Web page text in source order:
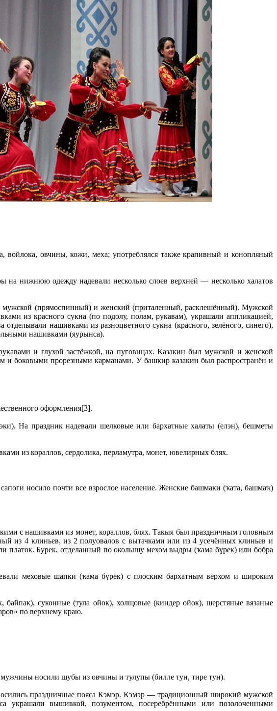
овчины, кожи, меха; употреблялся также крапивный и конопляный
нижнюю одежду надевали несколько слоев верхней — несколько халатов
(прямоспинный) и женский (приталенный, расклешённый). Мужской
из красного сукна (по подолу, полам, рукавам), украшали аппликацией,
нашивками из разноцветного сукна (красного, зелёного, синего),
нашивками (яурынса).
и глухой застёжкой, на пуговицах. Казакин был мужской и женской
боковыми прорезными карманами. У башкир казакин был распространён и
оформления[3].
На праздник надевали шелковые или бархатные халаты (елэн), бешметы
из кораллов, сердолика, перламутра, монет, ювелирных блях.
носило почти все взрослое население. Женские башмаки (ҡата, башмаҡ)
с нашивками из монет, кораллов, блях. Такыя был праздничным головным
4 клиньев, из 2 полуовалов с вытачками или из 4 усечённых клиньев и
платок. Бурек, отделанный по околышу мехом выдры (ҡама бүрек) или бобра
меховые шапки (ҡама бүрек) с плоским бархатным верхом и широким
суконные (тула ойок), холщовые (киндер ойок), шерстяные вязаные
по верхнему краю.
носили шубы из овчины и тулупы (билле тун, тире тун).
праздничные пояса Кэмэр. Кэмэр — традиционный широкий мужской
украшали вышивкой, позументом, посеребрёнными или позолоченными